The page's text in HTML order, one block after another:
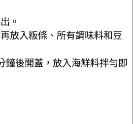
。
放入粄條、所有調味料和豆
鐘後開蓋，放入海鮮料拌勻即